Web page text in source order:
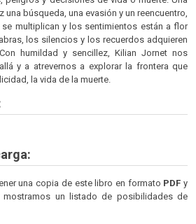
una búsqueda, una evasión y un reencuentro,
multiplican y los sentimientos están a flor
los silencios y los recuerdos adquieren
humildad y sencillez, Kilian Jornet nos
y a atrevernos a explorar la frontera que
la vida de la muerte.
una copia de este libro en formato PDF y
mostramos un listado de posibilidades de